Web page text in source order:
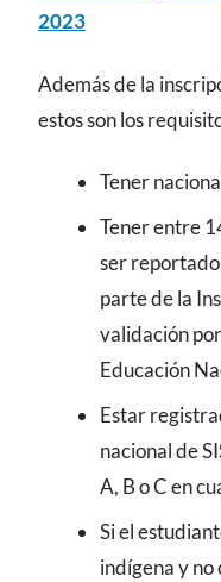
2023
Además de la
estos son los
Tener
Tener entre
ser reportado
parte de la
validación
Educación
Estar
nacional de
A, B o C en
Si el
indígena y no